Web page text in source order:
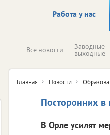
Работа у нас
Все новости Заводные
выходные
Главная Новости
Посторонних в
В Орле усилят